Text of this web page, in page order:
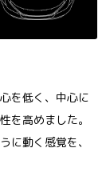
を低く、中心に
を高めました。
に動く感覚を、